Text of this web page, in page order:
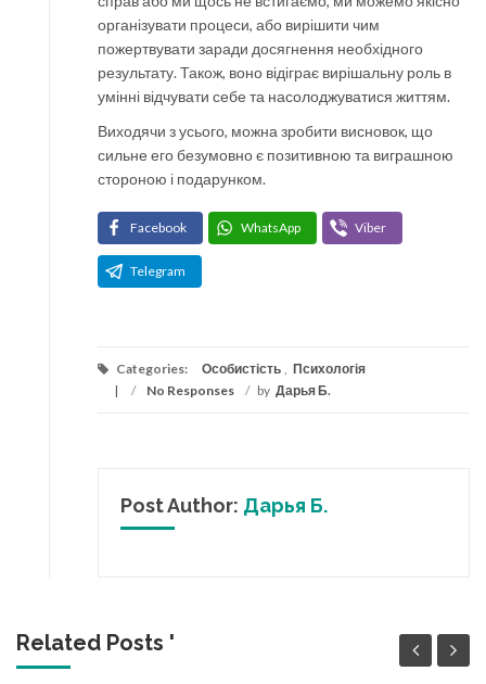
організувати процеси, або вирішити чим
пожертвувати заради досягнення необхідного
результату. Також, воно відіграє вирішальну роль в
умінні відчувати себе та насолоджуватися життям.
Виходячи з усього, можна зробити висновок, що
сильне его безумовно є позитивною та виграшною
стороною і подарунком.
Facebook WhatsApp Viber
Telegram
Categories: Особистість , Психологія
/
No Responses / by Дарья Б.
Post Author: Дарья Б.
Related Posts '